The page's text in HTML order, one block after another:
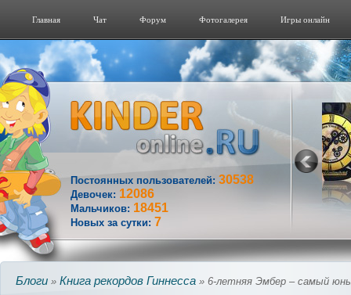
Главная Чат Форум Фотогалерeя Игры онлайн
Постоянных пользователей: 30538
Девочек: 12086
Мальчиков: 18451
Новых за сутки: 7
Блоги » Книга рекордов Гиннесса » 6-летняя Эмбер – самый